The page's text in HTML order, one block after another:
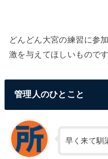
どんどん大宮の練習に参
激を与えてほしいものです
管理人のひとこと
早く来て馴